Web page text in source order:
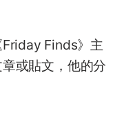
Finds》主
或貼文，他的分